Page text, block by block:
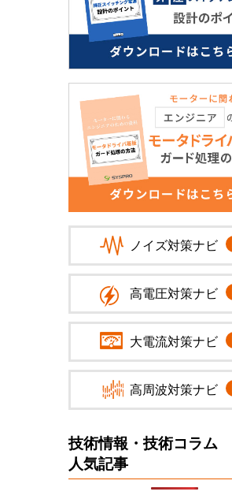
ノイズ対策ナビ
高電圧対策ナビ
大電流対策ナビ
高周波対策ナビ
技術情報・技術コラム
人気記事